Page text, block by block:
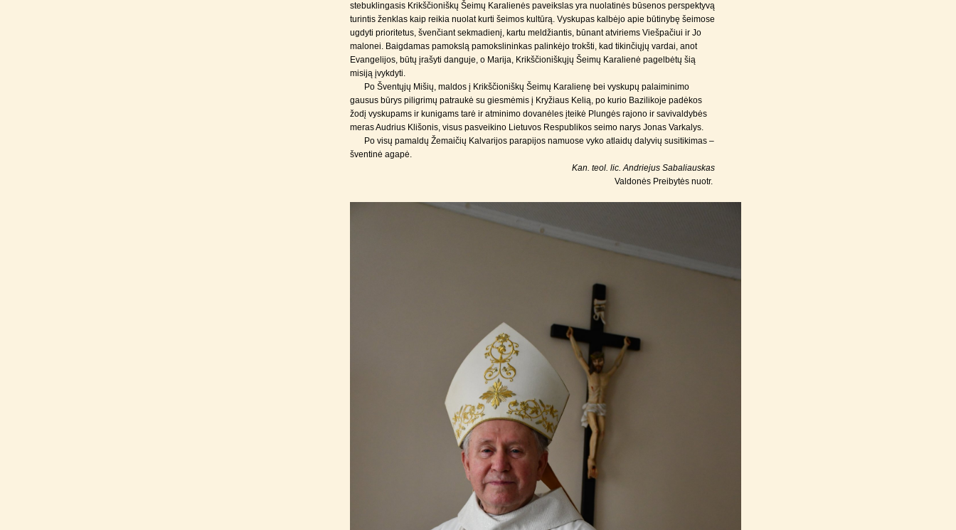
stebuklingasis Krikščioniškų Šeimų Karalienės paveikslas yra nuolatinės būsenos perspektyvą
turintis ženklas kaip reikia nuolat kurti šeimos kultūrą. Vyskupas kalbėjo apie būtinybę šeimose
ugdyti prioritetus, švenčiant sekmadienį, kartu meldžiantis, būnant atviriems Viešpačiui ir Jo
malonei. Baigdamas pamokslą pamokslininkas palinkėjo trokšti, kad tikinčiųjų vardai, anot
Evangelijos, būtų įrašyti danguje, o Marija, Krikščioniškųjų Šeimų Karalienė pagelbėtų šią
misiją įvykdyti.
Po Šventųjų Mišių, maldos į Krikščioniškų Šeimų Karalienę bei vyskupų palaiminimo
gausus būrys piligrimų patraukė su giesmėmis į Kryžiaus Kelią, po kurio Bazilikoje padėkos
žodį vyskupams ir kunigams tarė ir atminimo dovanėles įteikė Plungės rajono ir savivaldybės
meras Audrius Klišonis, visus pasveikino Lietuvos Respublikos seimo narys Jonas Varkalys.
Po visų pamaldų Žemaičių Kalvarijos parapijos namuose vyko atlaidų dalyvių susitikimas –
šventinė agapė.
Kan. teol. lic. Andriejus Sabaliauskas
Valdonės Preibytės nuotr.